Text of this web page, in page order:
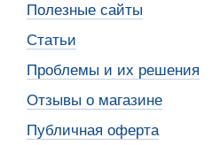
Полезные сайты
Статьи
Проблемы и их решения
Отзывы о магазине
Публичная оферта